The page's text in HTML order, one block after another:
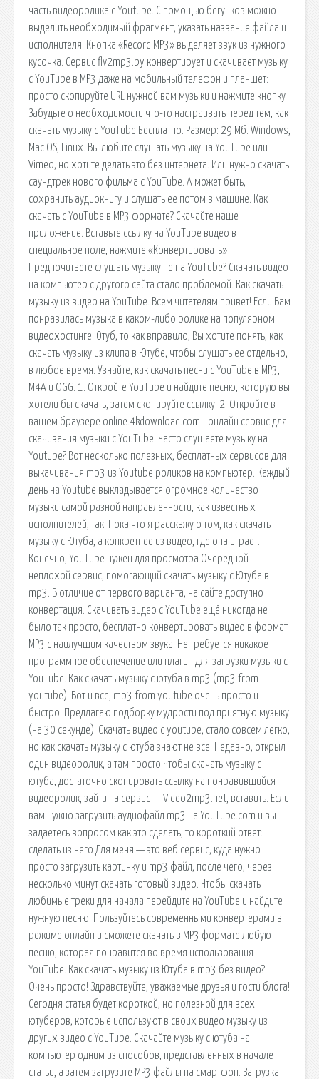
часть видеоролика с Youtube. С помощью бегунков можно
выделить необходимый фрагмент, указать название файла и
исполнителя. Кнопка «Record MP3» выделяет звук из нужного
кусочка. Сервис flv2mp3.by конвертирует и скачивает музыку
с YouTube в MP3 даже на мобильный телефон и планшет:
просто скопируйте URL нужной вам музыки и нажмите кнопку
Забудьте о необходимости что-то настраивать перед тем, как
скачать музыку с YouTube Бесплатно. Размер: 29 Мб. Windows,
Mac OS, Linux. Вы любите слушать музыку на YouTube или
Vimeo, но хотите делать это без интернета. Или нужно скачать
саундтрек нового фильма с YouTube. А может быть,
сохранить аудиокнигу и слушать ее потом в машине. Как
скачать с YouTube в MP3 формате? Скачайте наше
приложение. Вставьте ссылку на YouTube видео в
специальное поле, нажмите «Конвертировать»
Предпочитаете слушать музыку не на YouTube? Скачать видео
на компьютер с другого сайта стало проблемой. Как скачать
музыку из видео на YouTube. Всем читателям привет! Если Вам
понравилась музыка в каком-либо ролике на популярном
видеохостинге Ютуб, то как вправило, Вы хотите понять, как
скачать музыку из клипа в Ютубе, чтобы слушать ее отдельно,
в любое время. Узнайте, как скачать песни с YouTube в MP3,
M4A и OGG. 1. Откройте YouTube и найдите песню, которую вы
хотели бы скачать, затем скопируйте ссылку. 2. Откройте в
вашем браузере online.4kdownload.com - онлайн сервис для
скачивания музыки с YouTube. Часто слушаете музыку на
Youtube? Вот несколько полезных, бесплатных сервисов для
выкачивания mp3 из Youtube роликов на компьютер. Каждый
день на Youtube выкладывается огромное количество
музыки самой разной направленности, как известных
исполнителей, так. Пока что я расскажу о том, как скачать
музыку с Ютуба, а конкретнее из видео, где она играет.
Конечно, YouTube нужен для просмотра Очередной
неплохой сервис, помогающий скачать музыку с Ютуба в
mp3. В отличие от первого варианта, на сайте доступно
конвертация. Скачивать видео с YouTube ещё никогда не
было так просто, бесплатно конвертировать видео в формат
MP3 с наилучшим качеством звука. Не требуется никакое
программное обеспечение или плагин для загрузки музыки с
YouTube. Как скачать музыку с ютуба в mp3 (mp3 from
youtube). Вот и все, mp3 from youtube очень просто и
быстро. Предлагаю подборку мудрости под приятную музыку
(на 30 секунде). Скачать видео с youtube, стало совсем легко,
но как скачать музыку с ютуба знают не все. Недавно, открыл
один видеоролик, а там просто Чтобы скачать музыку с
ютуба, достаточно скопировать ссылку на понравившийся
видеоролик, зайти на сервис — Video2mp3.net, вставить. Если
вам нужно загрузить аудиофайл mp3 на YouTube.com и вы
задаетесь вопросом как это сделать, то короткий ответ:
сделать из него Для меня — это веб сервис, куда нужно
просто загрузить картинку и mp3 файл, после чего, через
несколько минут скачать готовый видео. Чтобы скачать
любимые треки для начала перейдите на YouTube и найдите
нужную песню. Пользуйтесь современными конвертерами в
режиме онлайн и сможете скачать в MP3 формате любую
песню, которая понравится во время использования
YouTube. Как скачать музыку из Ютуба в mp3 без видео?
Очень просто! Здравствуйте, уважаемые друзья и гости блога!
Сегодня статья будет короткой, но полезной для всех
ютуберов, которые используют в своих видео музыку из
других видео с YouTube. Скачайте музыку с ютуба на
компьютер одним из способов, представленных в начале
статьи, а затем загрузите MP3 файлы на смартфон. Загрузка